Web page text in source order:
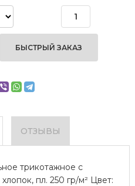
БЫСТРЫЙ ЗАКАЗ
ОТЗЫВЫ
трикотажное с
пл. 250 гр/м² Цвет: